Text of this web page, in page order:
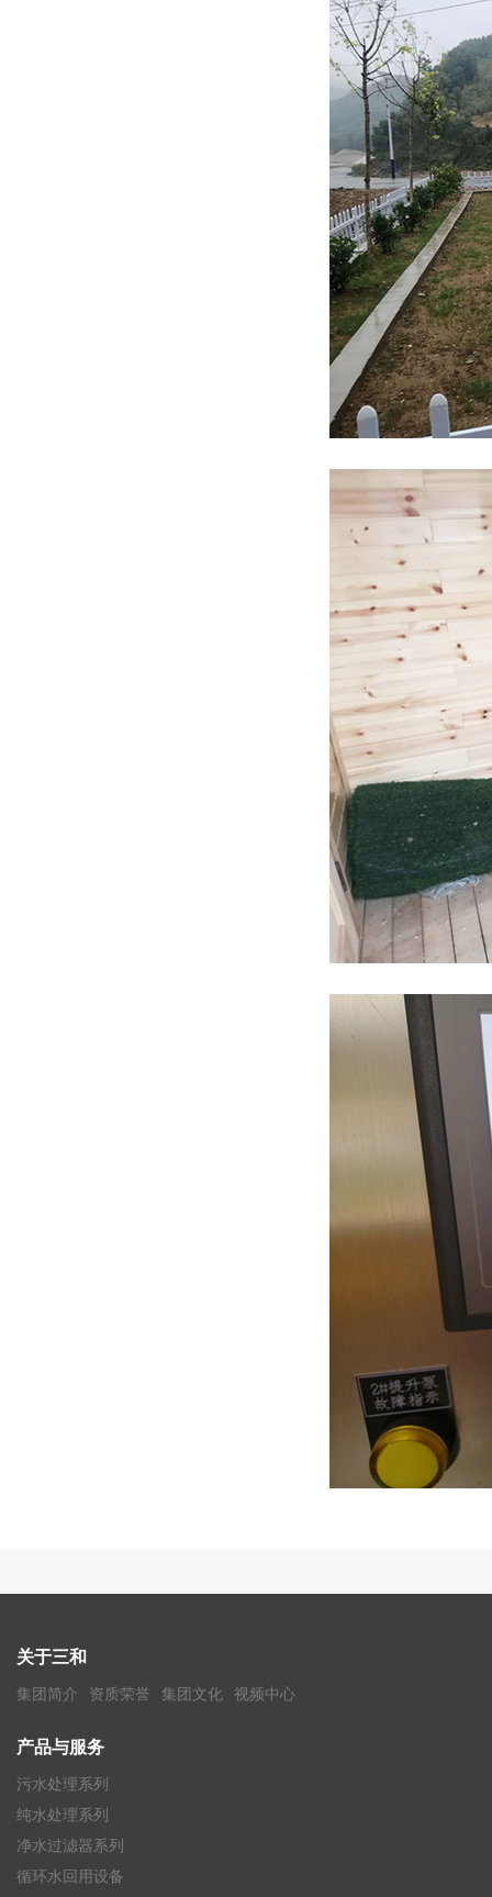
关于三和
集团简介 资质荣誉 集团文化 视频中心
产品与服务
污水处理系列
纯水处理系列
净水过滤器系列
循环水回用设备